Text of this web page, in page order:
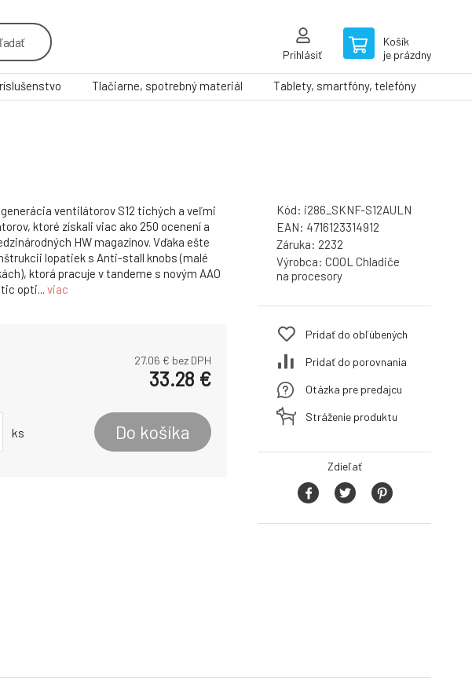
Prihlásiť
Košík
je prázdny
Tlačiarne, spotrebný materiál Tablety, smartfóny, telefóny
ventilátorov S12 tichých a veľmi
ktoré získali viac ako 250 ocenení a
HW magazínov. Vďaka ešte
lopatiek s Anti-stall knobs (malé
ktorá pracuje v tandeme s novým AAO
opti... viac
27.06 € bez DPH
33.28 €
ks Do košíka
Kód: i286_SKNF-S12AULN
EAN: 4716123314912
Záruka: 2232
Výrobca: COOL Chladiče
na procesory
Pridať do obľúbených
Pridať do porovnania
Otázka pre predajcu
Stráženie produktu
Zdieľať